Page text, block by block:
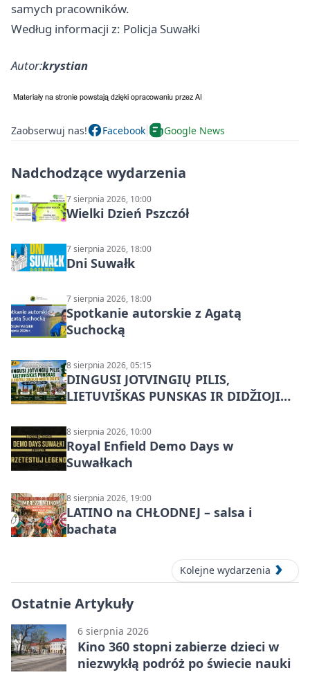
samych pracowników.
Według informacji z: Policja Suwałki
Autor:krystian
Zaobserwuj nas! Facebook Google News
Nadchodzące wydarzenia
7 sierpnia 2026, 10:00
Wielki Dzień Pszczół
7 sierpnia 2026, 18:00
Dni Suwałk
7 sierpnia 2026, 18:00
Spotkanie autorskie z Agatą
Suchocką
8 sierpnia 2026, 05:15
DINGUSI JOTVINGIŲ PILIS,
LIETUVIŠKAS PUNSKAS IR DIDŽIOJI
DZŪKIJOS – jednodienė kelionė
8 sierpnia 2026, 10:00
Royal Enfield Demo Days w
Suwałkach
8 sierpnia 2026, 19:00
LATINO na CHŁODNEJ – salsa i
bachata
Kolejne wydarzenia
Ostatnie Artykuły
6 sierpnia 2026
Kino 360 stopni zabierze dzieci w
niezwykłą podróż po świecie nauki